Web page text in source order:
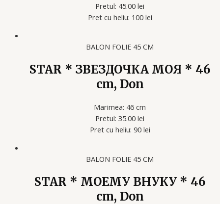
Pretul: 45.00 lei
Pret cu heliu: 100 lei
BALON FOLIE 45 CM
STAR * ЗВЕЗДОЧКА МОЯ * 46
cm, Don
Marimea: 46 cm
Pretul: 35.00 lei
Pret cu heliu: 90 lei
BALON FOLIE 45 CM
STAR * МОЕМУ ВНУКУ * 46
cm, Don